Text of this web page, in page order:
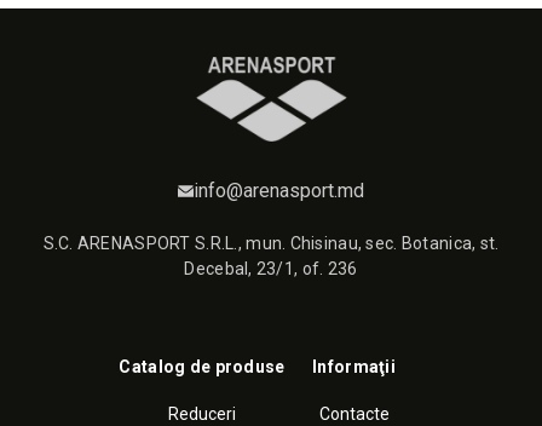
info@arenasport.md
S.C. ARENASPORT S.R.L., mun. Chisinau, sec. Botanica, st.
Decebal, 23/1, of. 236
Catalog de produse
Reduceri
Informaţii
Contacte